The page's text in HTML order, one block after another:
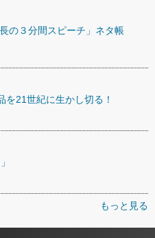
の３分間スピーチ」ネタ帳
21世紀に生かし切る！
もっと見る